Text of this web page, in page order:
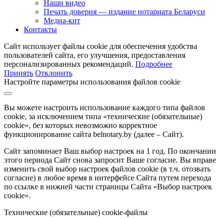
Наши видео
Печать доверия — издание нотариата Беларуси
Медиа-кит
Контакты
Сайт использует файлы cookie для обеспечения удобства
пользователей сайта, его улучшения, предоставления
персонализированных рекомендаций. Подробнее
Принять Отклонить
Настройте параметры использования файлов cookie
Вы можете настроить использование каждого типа файлов
cookie, за исключением типа «технические (обязательные)
cookie», без которых невозможно корректное
функционирование сайта belnotary.by (далее – Сайт).
Сайт запоминает Ваш выбор настроек на 1 год. По окончании
этого периода Сайт снова запросит Ваше согласие. Вы вправе
изменить свой выбор настроек файлов cookie (в т.ч. отозвать
согласие) в любое время в интерфейсе Сайта путем перехода
по ссылке в нижней части страницы Сайта «Выбор настроек
cookie».
Технические (обязательные) cookie-файлы